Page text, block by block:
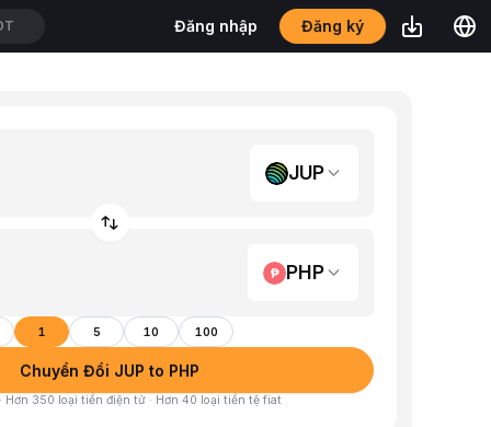
Đăng nhập Đăng ký
JUP
PHP
1 5 10 100
Chuyển Đổi JUP to PHP
Hơn 350 loại tiền điện tử · Hơn 40 loại tiền tệ fiat